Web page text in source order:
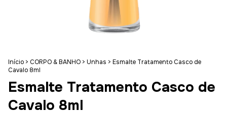
Início > CORPO & BANHO > Unhas > Esmalte Tratamento Casco de
Cavalo 8ml
Esmalte Tratamento Casco de
Cavalo 8ml